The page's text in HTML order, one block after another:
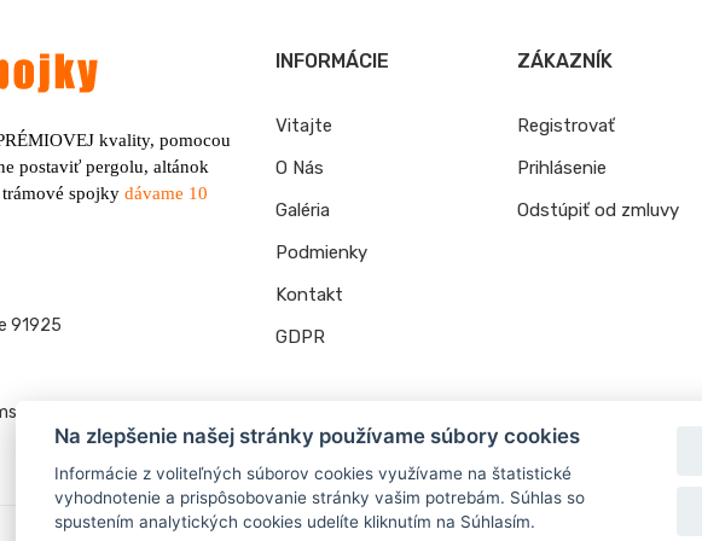
kvality, pomocou
postaviť pergolu, altánok
spojky dávame 10
91925
INFORMÁCIE
Vitajte
O Nás
Galéria
Podmienky
Kontakt
GDPR
ZÁKAZNÍK
Registrovať
Prihlásenie
Odstúpiť od zmluvy
Na zlepšenie našej stránky používame súbory cookies
Informácie z voliteľných súborov cookies využívame na štatistické
vyhodnotenie a prispôsobovanie stránky vašim potrebám. Súhlas so
spustením analytických cookies udelíte kliknutím na Súhlasím.